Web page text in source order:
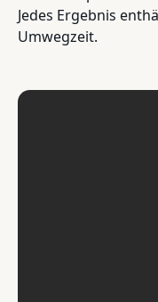
Jedes Ergebnis
Umwegzeit.